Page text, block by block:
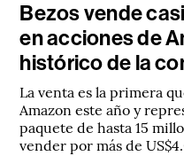
Bezos vende
en acciones de
histórico de la
La venta es la primera
Amazon este año y
paquete de hasta 15
vender por más de